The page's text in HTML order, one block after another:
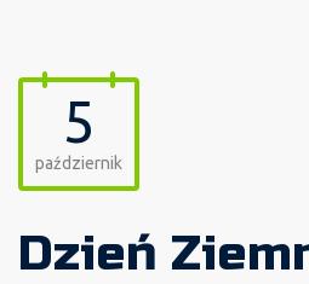
5
październik
Dzień